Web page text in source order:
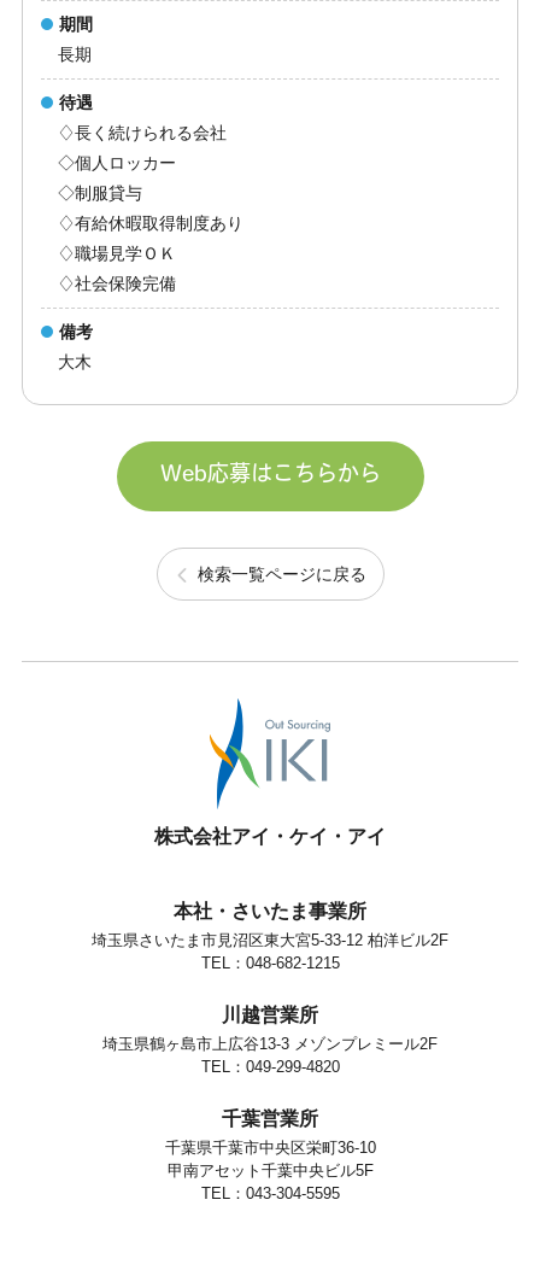
期間
長期
待遇
♢長く続けられる会社
◇個人ロッカー
◇制服貸与
♢有給休暇取得制度あり
♢職場見学ＯＫ
♢社会保険完備
備考
大木
Web応募はこちらから
検索一覧ページに戻る
株式会社アイ・ケイ・アイ
本社・さいたま事業所
埼玉県さいたま市見沼区東大宮5-33-12 柏洋ビル2F
TEL：048-682-1215
川越営業所
埼玉県鶴ヶ島市上広谷13-3 メゾンプレミール2F
TEL：049-299-4820
千葉営業所
千葉県千葉市中央区栄町36-10
甲南アセット千葉中央ビル5F
TEL：043-304-5595